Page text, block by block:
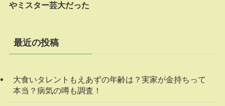
やミスター芸大だった
最近の投稿
大食いタレントもえあずの年齢は？実家が金持ちって
本当？病気の噂も調査！